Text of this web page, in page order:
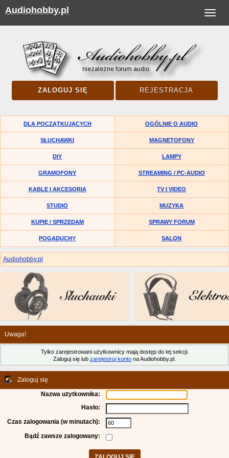
Toggle
Audiohobby.pl
ZALOGUJ SIĘ REJESTRACJA
DLA POCZĄTKUJĄCYCH OGÓLNIE O AUDIO
SŁUCHAWKI MAGNETOFONY
DIY LAMPY
GRAMOFONY STREAMING / PC-AUDIO
KABLE I AKCESORIA TV I VIDEO
STUDIO MUZYKA
KUPIĘ / SPRZEDAM SPRAWY FORUM
POGADUCHY SALON
Audiohobby.pl
Uwaga!
Tylko zarejestrowani użytkownicy mają dostęp do tej sekcji.
Zaloguj się lub zarejestruj konto na Audiohobby.pl.
Zaloguj się
Nazwa użytkownika:
Hasło:
Czas zalogowania (w minutach):
Bądź zawsze zalogowany: